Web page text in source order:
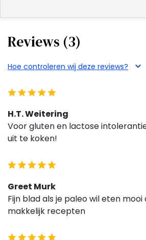
Reviews (3)
Hoe controleren wij deze reviews?
H.T. Weitering
Voor gluten en lactose
uit te koken!
Greet Murk
Fijn blad als je paleo wil eten
makkelijk recepten